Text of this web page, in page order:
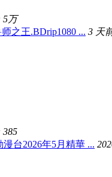
5万
之王.BDrip1080 ... 3 天
385
台2026年5月精華 ...